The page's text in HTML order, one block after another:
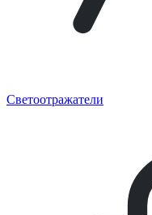
Светоотражатели